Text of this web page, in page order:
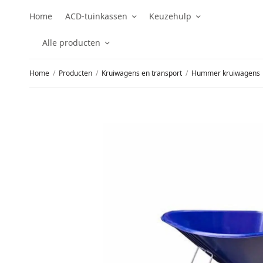
Home ACD-tuinkassen Keuzehulp
Alle producten
Home / Producten / Kruiwagens en transport / Hummer kruiwagens